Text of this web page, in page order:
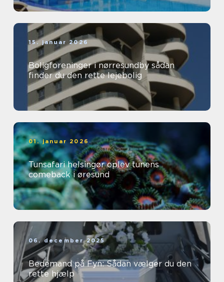
15. januar 2026
Boligforeninger i nørresundby sådan
finder du den rette lejebolig
01. januar 2026
Tunsafari helsingør oplev tunens
comeback i øresund
06. december 2025
Bedemand på Fyn: Sådan vælger du den
rette hjælp